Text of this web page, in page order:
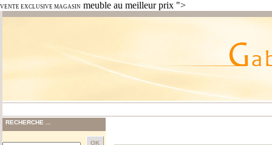
VENTE EXCLUSIVE MAGASIN meuble au meilleur prix ">
RECHERCHE ...